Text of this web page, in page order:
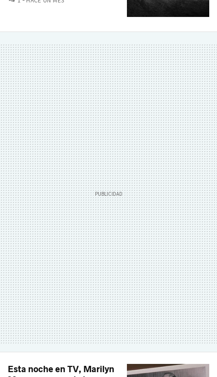
Esta noche en TV, Marilyn